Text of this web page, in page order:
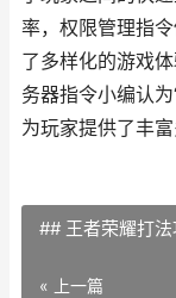
率，权限管理指
了多样化的游戏
务器指令小编认为
为玩家提供了丰富
## 王者荣耀打
« 上一篇